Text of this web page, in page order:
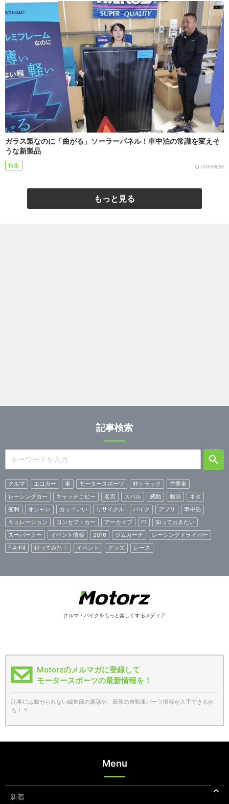
ガラス製なのに「曲がる」ソーラーパネル！車中泊の常識を変えそ
うな新製品
特集 2026/08/06
もっと見る
記事検索
クルマ エコカー 車 モータースポーツ 軽トラック
営業車
レーシングカー
キャッチコピー 名言 スバル 感動 動画
ネタ
便利
オシャレ カッコいい リサイクル バイク アプリ
車中泊
キュレーション
コンセプトカー アーカイブ F1
知っておきたい
スーパーカー
イベント情報 2016 ジムカーナ
レーシングドライバー
FIA-F4
行ってみた！ イベント グッズ レース
クルマ・バイクをもっと楽しくするメディア
Motorzのメルマガに登録して
モータースポーツの最新情報を！
記事には載せられない編集部の裏話や、最新の自動車パーツ情報が入手できるか
も！？
Menu
新着